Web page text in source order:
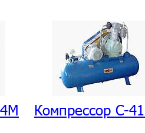
Компрессор С-